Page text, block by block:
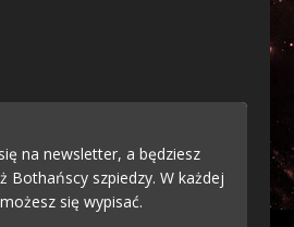
na newsletter, a będziesz
Bothańscy szpiedzy. W każdej
się wypisać.